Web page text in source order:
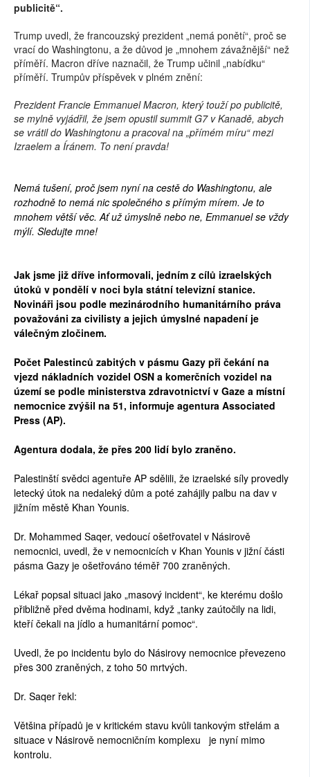
publicitě“.
Trump uvedl, že francouzský prezident „nemá ponětí“, proč se
vrací do Washingtonu, a že důvod je „mnohem závažnější“ než
příměří. Macron dříve naznačil, že Trump učinil „nabídku“
příměří. Trumpův příspěvek v plném znění:
Prezident Francie Emmanuel Macron, který touží po publicitě,
se mylně vyjádřil, že jsem opustil summit G7 v Kanadě, abych
se vrátil do Washingtonu a pracoval na „přímém míru“ mezi
Izraelem a Íránem. To není pravda!
Nemá tušení, proč jsem nyní na cestě do Washingtonu, ale
rozhodně to nemá nic společného s přímým mírem. Je to
mnohem větší věc. Ať už úmyslně nebo ne, Emmanuel se vždy
mýlí. Sledujte mne!
Jak jsme již dříve informovali, jedním z cílů izraelských
útoků v pondělí v noci byla státní televizní stanice.
Novináři jsou podle mezinárodního humanitárního práva
považováni za civilisty a jejich úmyslné napadení je
válečným zločinem.
Počet Palestinců zabitých v pásmu Gazy při čekání na
vjezd nákladních vozidel OSN a komerčních vozidel na
území se podle ministerstva zdravotnictví v Gaze a místní
nemocnice zvýšil na 51, informuje agentura Associated
Press (AP).
Agentura dodala, že přes 200 lidí bylo zraněno.
Palestinští svědci agentuře AP sdělili, že izraelské síly provedly
letecký útok na nedaleký dům a poté zahájily palbu na dav v
jižním městě Khan Younis.
Dr. Mohammed Saqer, vedoucí ošetřovatel v Násirově
nemocnici, uvedl, že v nemocnicích v Khan Younis v jižní části
pásma Gazy je ošetřováno téměř 700 zraněných.
Lékař popsal situaci jako „masový incident“, ke kterému došlo
přibližně před dvěma hodinami, když „tanky zaútočily na lidi,
kteří čekali na jídlo a humanitární pomoc“.
Uvedl, že po incidentu bylo do Násirovy nemocnice převezeno
přes 300 zraněných, z toho 50 mrtvých.
Dr. Saqer řekl:
Většina případů je v kritickém stavu kvůli tankovým střelám a
situace v Násirově nemocničním komplexu je nyní mimo
kontrolu.